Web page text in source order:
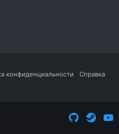
конфиденциальности Справка